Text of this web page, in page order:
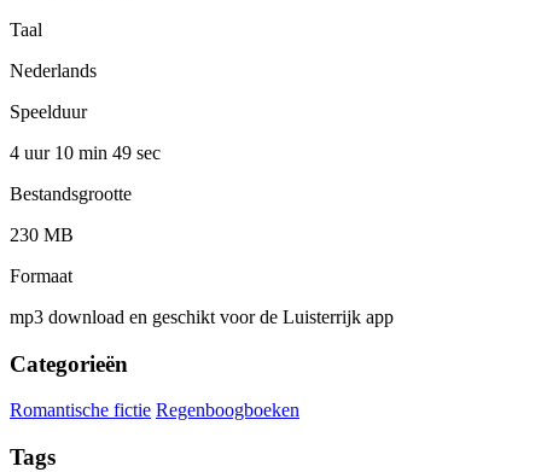
Taal
Nederlands
Speelduur
4 uur 10 min 49 sec
Bestandsgrootte
230 MB
Formaat
mp3 download en geschikt voor de Luisterrijk app
Categorieën
Romantische fictie Regenboogboeken
Tags